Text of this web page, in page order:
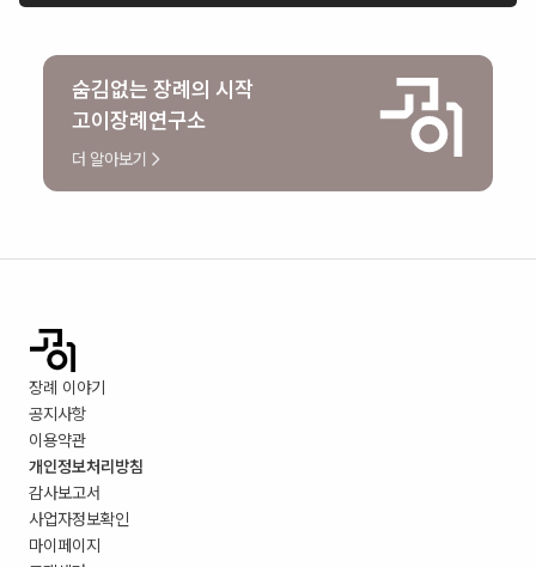
숨김없는 장례의 시작
고이장례연구소
더 알아보기
장례 이야기
공지사항
이용약관
개인정보처리방침
감사보고서
사업자정보확인
마이페이지